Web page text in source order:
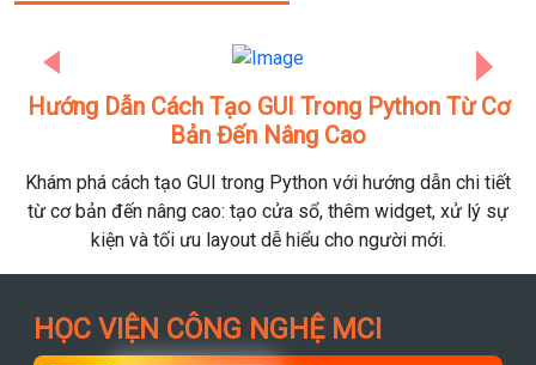
Từ Cơ
dẫn chi tiết
xử lý sự
Dict Trong Python Là Gì? Khám Phá
Liệu Mạnh Nhất
Tìm hiểu Dict trong Python với cấu trúc dữ liệu
bạn tối ưu tốc độ xử lý, lưu trữ, truy xuất và quản
hiệu quả chỉ với vài dòng code.
Previous
HỌC VIỆN CÔNG NGHỆ MCI